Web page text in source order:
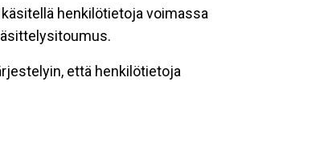
henkilötietoja voimassa
että henkilötietoja